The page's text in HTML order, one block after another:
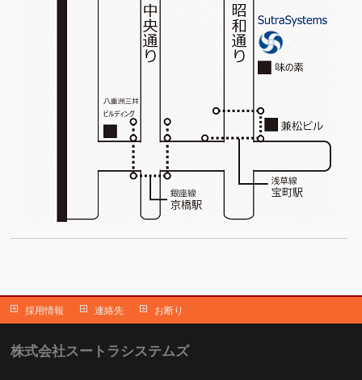
採用情報 連絡先 お断り
株式会社スートラシステムズ